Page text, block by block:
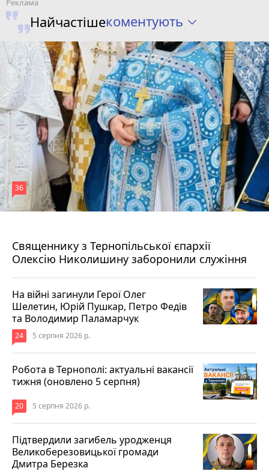
Найчастішекоментують
Священнику з Тернопільської єпархії
Олексію Николишину заборонили служіння
36
На війні загинули Герої Олег
Шелетин, Юрій Пушкар, Петро Федів
та Володимир Паламарчук
24 5 серпня 2026 р.
Робота в Тернополі: актуальні вакансії
тижня (оновлено 5 серпня)
20 5 серпня 2026 р.
Підтвердили загибель уродженця
Великоберезовицької громади
Дмитра Березка